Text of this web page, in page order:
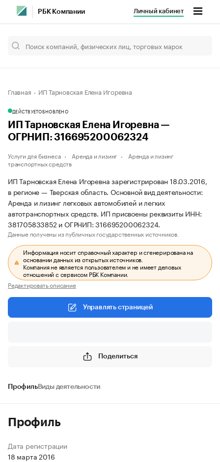
РБК Компании Личный кабинет
Главная ИП Тарновская Елена Игоревна
ДЕЙСТВУЕТОБНОВЛЕНО
ИП Тарновская Елена Игоревна —
ОГРНИП: 316695200062324
Услуги для бизнеса Аренда и лизинг
Аренда и лизинг
транспортных средств
ИП Тарновская Елена Игоревна зарегистрирован 18.03.2016,
в регионе — Тверская область. Основной вид деятельности:
Аренда и лизинг легковых автомобилей и легких
автотранспортных средств. ИП присвоены реквизиты ИНН:
381705833852 и ОГРНИП: 316695200062324.
Данные получены из публичных государственных источников.
Информация носит справочный характер и сгенерирована на
основании данных из открытых источников.
Компания не является пользователем и не имеет деловых
отношений с сервисом РБК Компании.
Редактировать описание
Управлять страницей
Поделиться
ПрофильВиды деятельности
Профиль
Дата регистрации
18 марта 2016